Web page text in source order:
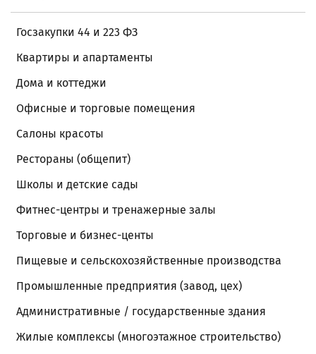
Госзакупки 44 и 223 ФЗ
Квартиры и апартаменты
Дома и коттеджи
Офисные и торговые помещения
Салоны красоты
Рестораны (общепит)
Школы и детские сады
Фитнес-центры и тренажерные залы
Торговые и бизнес-центы
Пищевые и сельскохозяйственные производства
Промышленные предприятия (завод, цех)
Административные / государственные здания
Жилые комплексы (многоэтажное строительство)